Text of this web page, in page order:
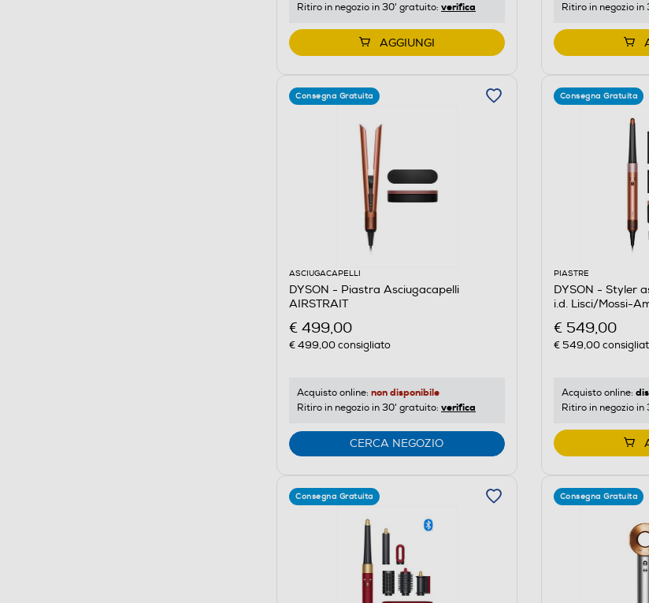
Ritiro in negozio in 30' gratuito: verifica
AGGIUNGI
Ritiro in negozio
Consegna Gratuita
ASCIUGACAPELLI
DYSON - Piastra Asciugacapelli
AIRSTRAIT
€ 499,00
€ 499,00consigliato
Acquisto online: non disponibile
Ritiro in negozio in 30' gratuito: verifica
CERCA NEGOZIO
Consegna Gratuita
PIASTRE
DYSON - Styler
i.d. Lisci/Mossi-
€ 549,00
€ 549,00
Acquisto online:
Ritiro in negozio
Consegna Gratuita Consegna Gratuita